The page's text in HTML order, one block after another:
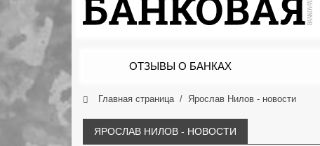
ОТЗЫВЫ О БАНКАХ
Главная страница Ярослав Нилов - новости
ЯРОСЛАВ НИЛОВ - НОВОСТИ